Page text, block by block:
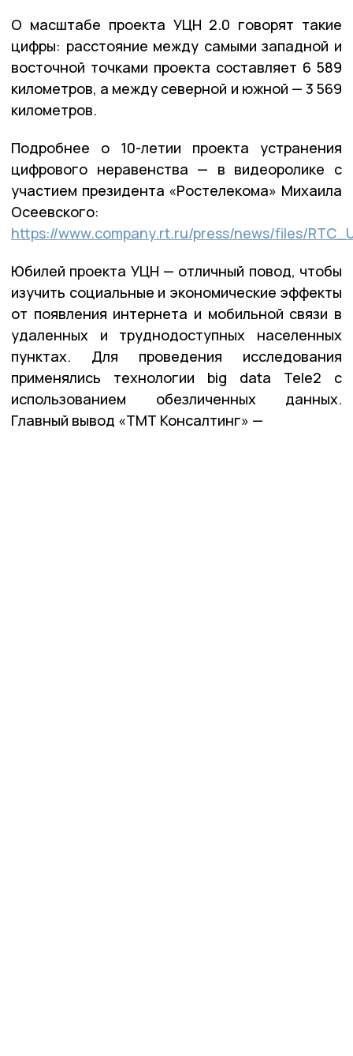
О масштабе проекта УЦН 2.0 говорят такие
цифры: расстояние между самыми западной и
восточной точками проекта составляет 6 589
километров, а между северной и южной — 3 569
километров.
Подробнее о 10-летии проекта устранения
цифрового неравенства — в видеоролике с
участием президента «Ростелекома» Михаила
Осеевского:
https://www.company.rt.ru/press/news/files/
Юбилей проекта УЦН — отличный повод, чтобы
изучить социальные и экономические эффекты
от появления интернета и мобильной связи в
удаленных и труднодоступных населенных
пунктах. Для проведения исследования
применялись технологии big data Tele2 с
использованием обезличенных данных.
Главный вывод «ТМТ Консалтинг» —